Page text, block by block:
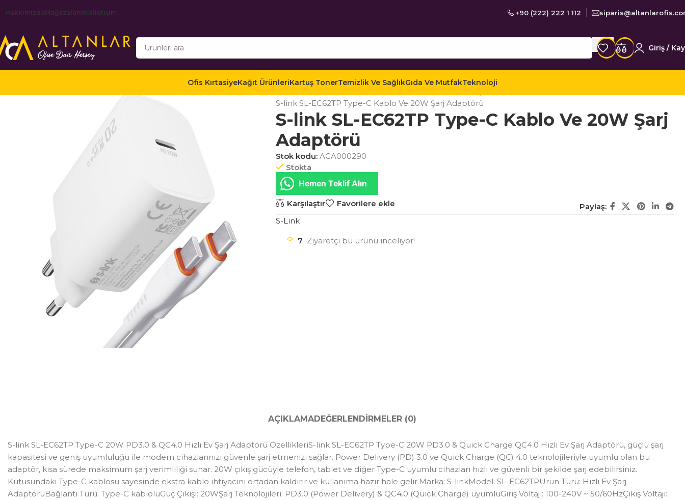
HakkımızdaMağazalarımız İletişim +90 (222) 222 1 112
Giriş /
Ofis KırtasiyeKağıt ÜrünleriKartuş TonerTemizlik Ve SağlıkGıda Ve MutfakTeknoloji
S-link SL-EC62TP Type-C Kablo Ve 20W Şarj Adaptörü
S-link SL-EC62TP Type-C Kablo Ve 20W Şarj
Adaptörü
Stok kodu: ACA000290
Stokta
Hemen Teklif Alın
Karşılaştır Favorilere ekle
Paylaş:
S-Link
7 Ziyaretçi bu ürünü inceliyor!
AÇIKLAMADEĞERLENDIRMELER (0)
S-link SL-EC62TP Type-C 20W PD3.0 & QC4.0 Hızlı Ev Şarj Adaptörü ÖzellikleriS-link SL-EC62TP Type-C 20W PD3.0 & Quick Charge QC4.0 Hızlı Ev Şarj Adaptörü, güçlü şarj
kapasitesi ve geniş uyumluluğu ile modern cihazlarınızı güvenle şarj etmenizi sağlar. Power Delivery (PD) 3.0 ve Quick Charge (QC) 4.0 teknolojileriyle uyumlu olan bu
adaptör, kısa sürede maksimum şarj verimliliği sunar. 20W çıkış gücüyle telefon, tablet ve diğer Type-C uyumlu cihazları hızlı ve güvenli bir şekilde şarj edebilirsiniz.
Kutusundaki Type-C kablosu sayesinde ekstra kablo ihtiyacını ortadan kaldırır ve kullanıma hazır hale gelir.Marka: S-linkModel: SL-EC62TPÜrün Türü: Hızlı Ev Şarj
AdaptörüBağlantı Türü: Type-C kabloluGüç Çıkışı: 20WŞarj Teknolojileri: PD3.0 (Power Delivery) & QC4.0 (Quick Charge) uyumluGiriş Voltajı: 100-240V ~ 50/60HzÇıkış Voltajı: